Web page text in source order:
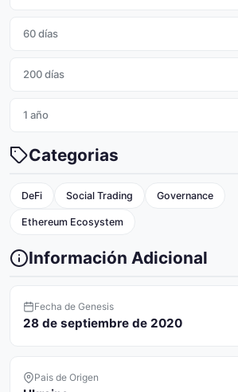
60 días
200 días
1 año
Categorias
DeFi Social Trading Governance
Ethereum Ecosystem
Información Adicional
Fecha de Genesis
28 de septiembre de 2020
Pais de Origen